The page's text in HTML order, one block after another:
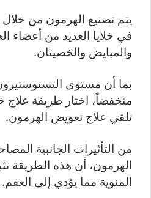
يتم تصنيع الهرمون من خلال
في خلايا العديد من أعضاء
والمبايض والخصيتان.
بما أن مستوى
منخفضاً، اختار طريقة
تلقي علاج تعويض الهرمون.
من التأثيرات الجانبية
الهرمون، أن هذه الطريقة
المنوية مما يؤدي إلى العقم.